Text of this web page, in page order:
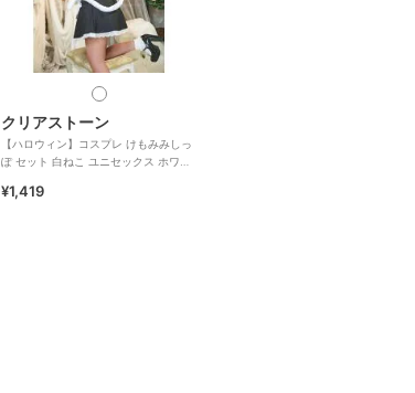
クリアストーン
【ハロウィン】コスプレ けもみみしっ
ぽ セット 白ねこ ユニセックス ホワイ
¥1,419